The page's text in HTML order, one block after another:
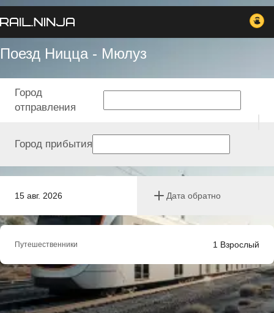
Поезд Ницца - Мюлуз
15 авг. 2026 Дата обратно
Город
отправления
Город прибытия
Путешественники 1 Взрослый